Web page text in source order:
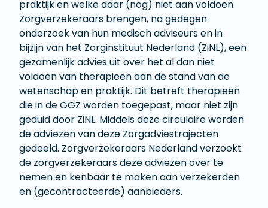
praktijk en welke daar (nog) niet aan voldoen.
Zorgverzekeraars brengen, na gedegen
onderzoek van hun medisch adviseurs en in
bijzijn van het Zorginstituut Nederland (ZiNL), een
gezamenlijk advies uit over het al dan niet
voldoen van therapieën aan de stand van de
wetenschap en praktijk. Dit betreft therapieën
die in de GGZ worden toegepast, maar niet zijn
geduid door ZiNL. Middels deze circulaire worden
de adviezen van deze Zorgadviestrajecten
gedeeld. Zorgverzekeraars Nederland verzoekt
de zorgverzekeraars deze adviezen over te
nemen en kenbaar te maken aan verzekerden
en (gecontracteerde) aanbieders.